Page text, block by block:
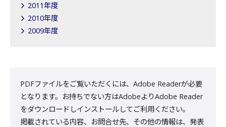
2011年度
2010年度
2009年度
PDFファイルをご覧いただくには、Adobe Readerが必要
となります。お持ちでない方はAdobeよりAdobe Reader
をダウンロードしインストールしてご利用ください。
掲載されている内容、お問合せ先、その他の情報は、発表